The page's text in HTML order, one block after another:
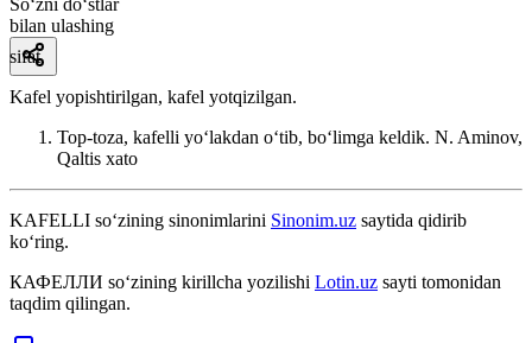
bilan ulashing
sifat
Kafel yopishtirilgan, kafel yotqizilgan.
Top-toza, kafelli yoʻlakdan oʻtib, boʻlimga keldik. N. Aminov,
Qaltis xato
KAFELLI so‘zining sinonimlarini Sinonim.uz saytida qidirib
ko‘ring.
КАФЕЛЛИ so‘zining kirillcha yozilishi Lotin.uz sayti tomonidan
taqdim qilingan.